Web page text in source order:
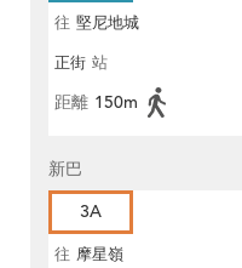
往 堅尼地城
正街 站
距離 150m
新巴
3A
往 摩星嶺